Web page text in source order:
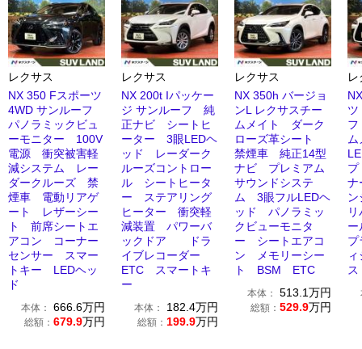
レクサス
NX 350 Fスポーツ
4WD サンルーフ
パノラミックビュ
ーモニター 100V
電源 衝突被害軽
減システム レー
ダークルーズ 禁
煙車 電動リアゲ
ート レザーシー
ト 前席シートエ
アコン コーナー
センサー スマー
トキー LEDヘッ
ド
本体： 666.6万円
総額： 679.9万円
レクサス
NX 200t Iパッケー
ジ サンルーフ 純
正ナビ シートヒ
ーター 3眼LEDヘ
ッド レーダーク
ルーズコントロー
ル シートヒータ
ー ステアリング
ヒーター 衝突軽
減装置 パワーバ
ックドア ドラ
イブレコーダー
ETC スマートキ
ー
本体： 182.4万円
総額： 199.9万円
レクサス
NX 350h バージョ
ンL レクサスチー
ムメイト ダーク
ローズ革シート
禁煙車 純正14型
ナビ プレミアム
サウンドシステ
ム 3眼フルLEDヘ
ッド パノラミッ
クビューモニタ
ー シートエアコ
ン メモリーシー
ト BSM ETC
本体： 513.1万円
総額： 529.9万円
ツ
ナ